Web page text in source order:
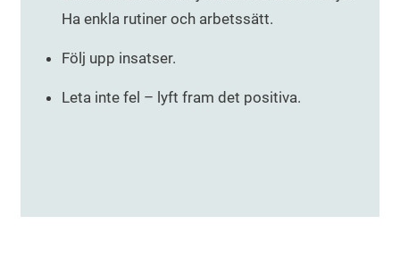
Ha enkla rutiner och arbetssätt.
Följ upp insatser.
Leta inte fel – lyft fram det positiva.